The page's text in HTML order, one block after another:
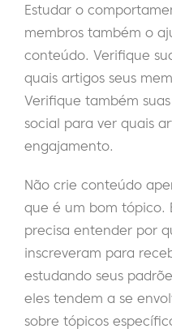
Estudar o
membros também o
conteúdo. Verifique
quais artigos seus
Verifique também
social para ver quais
engajamento.
Não crie conteúdo
que é um bom tópico.
precisa entender por
inscreveram para
estudando seus
eles tendem a se
sobre tópicos